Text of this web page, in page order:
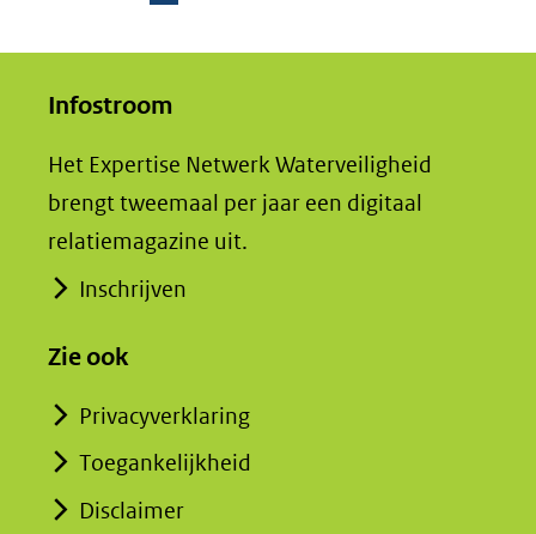
l
n
o
p
L
e
d
Infostroom
Het Expertise Netwerk Waterveiligheid
brengt tweemaal per jaar een digitaal
relatiemagazine uit.
Inschrijven
Zie ook
Privacyverklaring
Toegankelijkheid
Disclaimer